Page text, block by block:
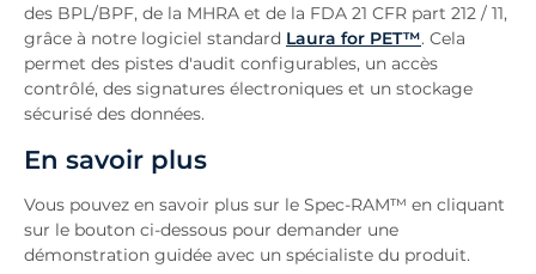
des BPL/BPF, de la MHRA et de la FDA 21 CFR part 212 / 11,
grâce à notre logiciel standard Laura for PET™. Cela
permet des pistes d'audit configurables, un accès
contrôlé, des signatures électroniques et un stockage
sécurisé des données.
En savoir plus
Vous pouvez en savoir plus sur le Spec-RAM™ en cliquant
sur le bouton ci-dessous pour demander une
démonstration guidée avec un spécialiste du produit.